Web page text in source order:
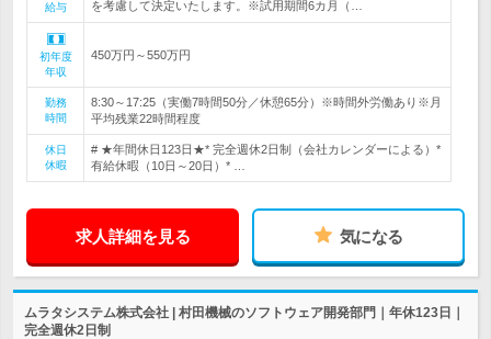
給与
を考慮して決定いたします。※試用期間6カ月（…
初年度
年収
450万円～550万円
勤務
時間
8:30～17:25（実働7時間50分／休憩65分）※時間外労働あり※月
平均残業22時間程度
休日
休暇
# ★年間休日123日★* 完全週休2日制（会社カレンダーによる）*
有給休暇（10日～20日）* …
求人詳細を見る 気になる
ムラタシステム株式会社 | 村田機械のソフトウェア開発部門｜年休123日｜
完全週休2日制